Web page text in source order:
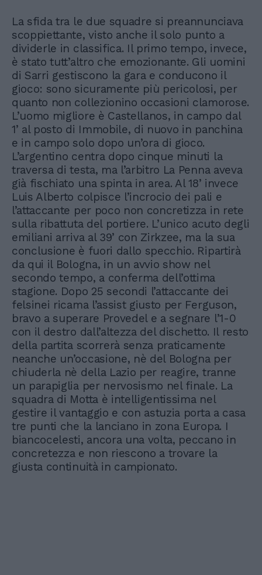
La sfida tra le due squadre si preannunciava
scoppiettante, visto anche il solo punto a
dividerle in classifica. Il primo tempo, invece,
è stato tutt’altro che emozionante. Gli uomini
di Sarri gestiscono la gara e conducono il
gioco: sono sicuramente più pericolosi, per
quanto non collezionino occasioni clamorose.
L’uomo migliore è Castellanos, in campo dal
1’ al posto di Immobile, di nuovo in panchina
e in campo solo dopo un’ora di gioco.
L’argentino centra dopo cinque minuti la
traversa di testa, ma l’arbitro La Penna aveva
già fischiato una spinta in area. Al 18’ invece
Luis Alberto colpisce l’incrocio dei pali e
l’attaccante per poco non concretizza in rete
sulla ribattuta del portiere. L’unico acuto degli
emiliani arriva al 39’ con Zirkzee, ma la sua
conclusione è fuori dallo specchio. Ripartirà
da qui il Bologna, in un avvio show nel
secondo tempo, a conferma dell’ottima
stagione. Dopo 25 secondi l’attaccante dei
felsinei ricama l’assist giusto per Ferguson,
bravo a superare Provedel e a segnare l’1-0
con il destro dall’altezza del dischetto. Il resto
della partita scorrerà senza praticamente
neanche un’occasione, nè del Bologna per
chiuderla nè della Lazio per reagire, tranne
un parapiglia per nervosismo nel finale. La
squadra di Motta è intelligentissima nel
gestire il vantaggio e con astuzia porta a casa
tre punti che la lanciano in zona Europa. I
biancocelesti, ancora una volta, peccano in
concretezza e non riescono a trovare la
giusta continuità in campionato.